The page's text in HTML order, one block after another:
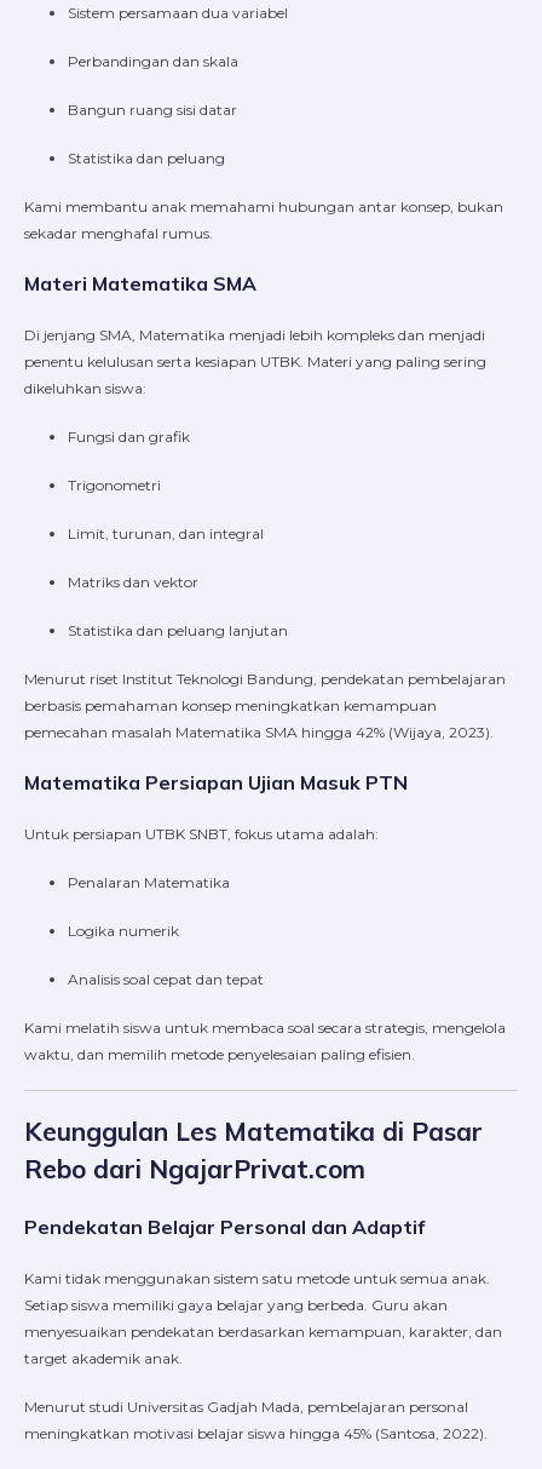
Sistem persamaan dua variabel
Perbandingan dan skala
Bangun ruang sisi datar
Statistika dan peluang
Kami membantu anak memahami hubungan antar konsep, bukan
sekadar menghafal rumus.
Materi Matematika SMA
Di jenjang SMA, Matematika menjadi lebih kompleks dan menjadi
penentu kelulusan serta kesiapan UTBK. Materi yang paling sering
dikeluhkan siswa:
Fungsi dan grafik
Trigonometri
Limit, turunan, dan integral
Matriks dan vektor
Statistika dan peluang lanjutan
Menurut riset Institut Teknologi Bandung, pendekatan pembelajaran
berbasis pemahaman konsep meningkatkan kemampuan
pemecahan masalah Matematika SMA hingga 42% (Wijaya, 2023).
Matematika Persiapan Ujian Masuk PTN
Untuk persiapan UTBK SNBT, fokus utama adalah:
Penalaran Matematika
Logika numerik
Analisis soal cepat dan tepat
Kami melatih siswa untuk membaca soal secara strategis, mengelola
waktu, dan memilih metode penyelesaian paling efisien.
Keunggulan Les Matematika di Pasar
Rebo dari NgajarPrivat.com
Pendekatan Belajar Personal dan Adaptif
Kami tidak menggunakan sistem satu metode untuk semua anak.
Setiap siswa memiliki gaya belajar yang berbeda. Guru akan
menyesuaikan pendekatan berdasarkan kemampuan, karakter, dan
target akademik anak.
Menurut studi Universitas Gadjah Mada, pembelajaran personal
meningkatkan motivasi belajar siswa hingga 45% (Santosa, 2022).